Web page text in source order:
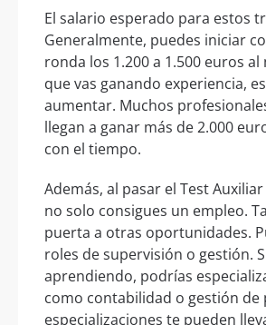
El salario esperado para estos
Generalmente, puedes iniciar
ronda los 1.200 a 1.500 euros al
que vas ganando experiencia,
aumentar. Muchos
llegan a ganar más de 2.000
con el tiempo.
Además, al pasar el Test
no solo consigues un empleo.
puerta a otras oportunidades.
roles de supervisión o gestión.
aprendiendo, podrías
como contabilidad o gestión de
especializaciones te pueden